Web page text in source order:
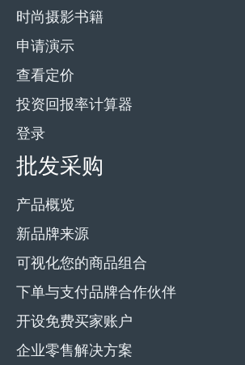
时尚摄影书籍
申请演示
查看定价
投资回报率计算器
登录
批发采购
产品概览
新品牌来源
可视化您的商品组合
下单与支付品牌合作伙伴
开设免费买家账户
企业零售解决方案